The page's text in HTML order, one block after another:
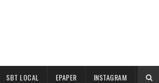
SBT LOCAL EPAPER INSTAGRAM